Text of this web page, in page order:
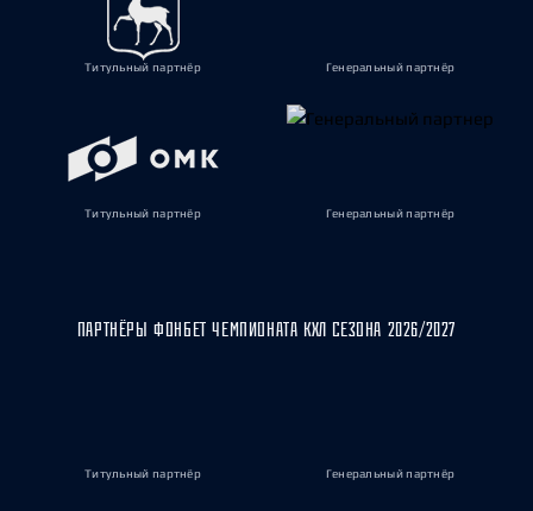
Титульный партнёр Генеральный партнёр
Титульный партнёр Генеральный партнёр
ПАРТНЁРЫ ФОНБЕТ ЧЕМПИОНАТА КХЛ СЕЗОНА 2026/2027
Титульный партнёр Генеральный партнёр